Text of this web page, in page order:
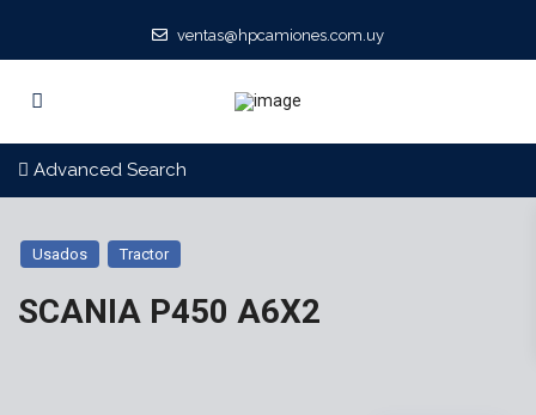
ventas@hpcamiones.com.uy
Advanced Search
Usados Tractor
SCANIA P450 A6X2